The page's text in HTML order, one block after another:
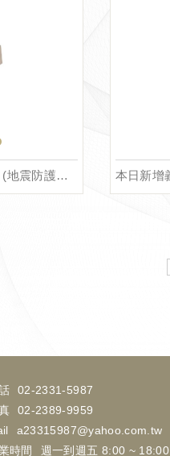
本日新增，日製TSA防震扣 (地震防護五金)
02-2331-5987
02-2389-9959
a23315987@yahoo.com.tw
時間
週一到週五 8:00 ~ 18:00